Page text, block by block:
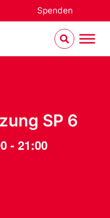
Spenden
SP 6
- 21:00